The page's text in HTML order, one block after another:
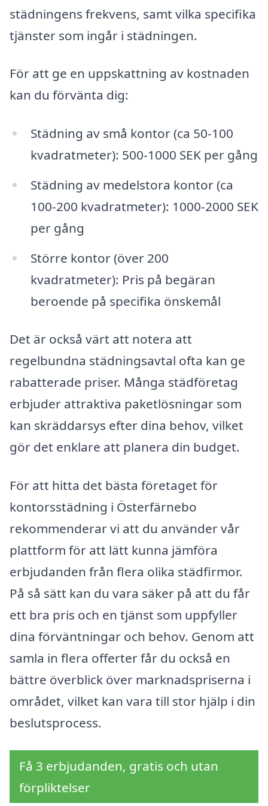
städningens frekvens, samt vilka specifika
tjänster som ingår i städningen.
För att ge en uppskattning av kostnaden
kan du förvänta dig:
Städning av små kontor (ca 50-100
kvadratmeter): 500-1000 SEK per gång
Städning av medelstora kontor (ca
100-200 kvadratmeter): 1000-2000 SEK
per gång
Större kontor (över 200
kvadratmeter): Pris på begäran
beroende på specifika önskemål
Det är också värt att notera att
regelbundna städningsavtal ofta kan ge
rabatterade priser. Många städföretag
erbjuder attraktiva paketlösningar som
kan skräddarsys efter dina behov, vilket
gör det enklare att planera din budget.
För att hitta det bästa företaget för
kontorsstädning i Österfärnebo
rekommenderar vi att du använder vår
plattform för att lätt kunna jämföra
erbjudanden från flera olika städfirmor.
På så sätt kan du vara säker på att du får
ett bra pris och en tjänst som uppfyller
dina förväntningar och behov. Genom att
samla in flera offerter får du också en
bättre överblick över marknadspriserna i
området, vilket kan vara till stor hjälp i din
beslutsprocess.
Få 3 erbjudanden, gratis och utan
förpliktelser